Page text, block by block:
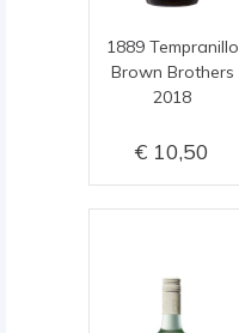
1889 Tempranillo
Brown Brothers
2018
10,50